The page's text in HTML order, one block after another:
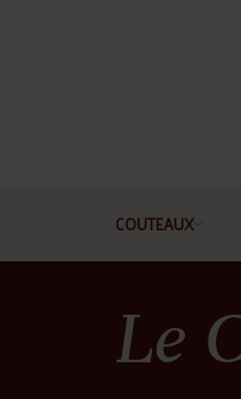
COUTEAUX
Le